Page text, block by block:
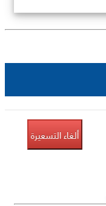
ألغاء التسعيرة